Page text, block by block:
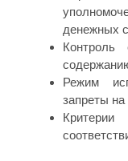
денежных
Контроль
Режим
запреты
Критерии